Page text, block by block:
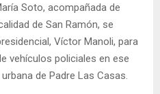
Soto, acompañada de
de San Ramón, se
Víctor Manoli, para
vehículos policiales en ese
de Padre Las Casas.